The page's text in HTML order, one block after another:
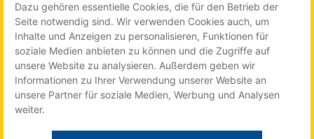
© 2022 Röser MEDIA GmbH & Co. KG - ein Unternehmen im
Röser Medienhaus
Der Stellenmarkt für Auszubildende online auf:
Dazu gehören essentielle Cookies, die für den Betrieb der
Seite notwendig sind. Wir verwenden Cookies auch, um
Inhalte und Anzeigen zu personalisieren, Funktionen für
soziale Medien anbieten zu können und die Zugriffe auf
unsere Website zu analysieren. Außerdem geben wir
Informationen zu Ihrer Verwendung unserer Website an
unsere Partner für soziale Medien, Werbung und Analysen
weiter.